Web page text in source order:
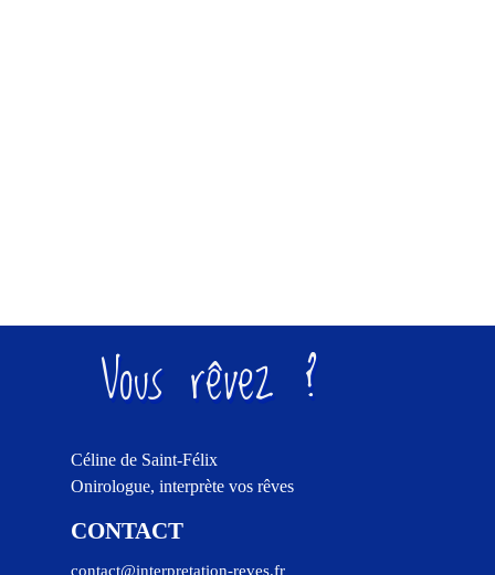
Céline de Saint-Félix
Onirologue, interprète vos rêves
CONTACT
contact@interpretation-reves.fr
Vous rêvez ?